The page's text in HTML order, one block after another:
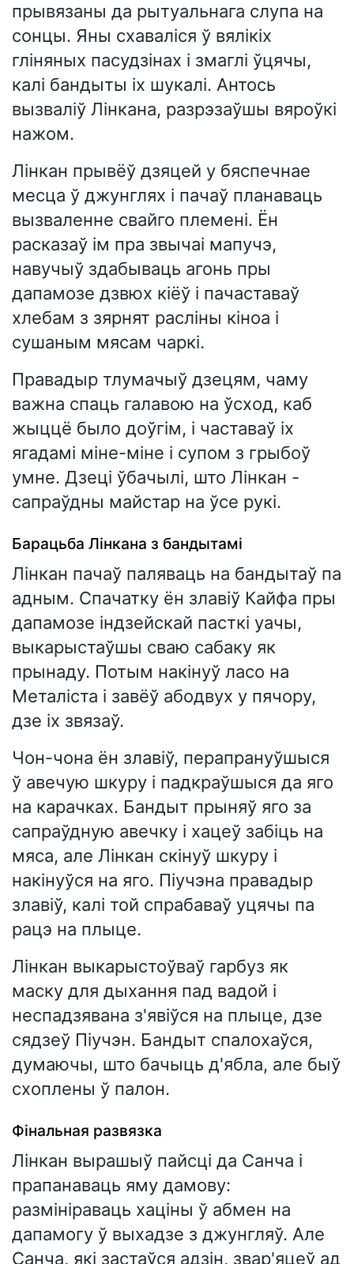
прывязаны да рытуальнага слупа на
сонцы. Яны схаваліся ў вялікіх
гліняных пасудзінах і змаглі ўцячы,
калі бандыты іх шукалі. Антось
вызваліў Лінкана, разрэзаўшы вяроўкі
нажом.
Лінкан прывёў дзяцей у бяспечнае
месца ў джунглях і пачаў планаваць
вызваленне свайго племені. Ён
расказаў ім пра звычаі мапучэ,
навучыў здабываць агонь пры
дапамозе дзвюх кіёў і пачаставаў
хлебам з зярнят расліны кіноа і
сушаным мясам чаркі.
Правадыр тлумачыў дзецям, чаму
важна спаць галавою на ўсход, каб
жыццё было доўгім, і частаваў іх
ягадамі міне-міне і супом з грыбоў
умне. Дзеці ўбачылі, што Лінкан -
сапраўдны майстар на ўсе рукі.
Барацьба Лінкана з бандытамі
Лінкан пачаў паляваць на бандытаў па
адным. Спачатку ён злавіў Кайфа пры
дапамозе індзейскай пасткі уачы,
выкарыстаўшы сваю сабаку як
прынаду. Потым накінуў ласо на
Металіста і завёў абодвух у пячору,
дзе іх звязаў.
Чон-чона ён злавіў, перапрануўшыся
ў авечую шкуру і падкраўшыся да яго
на карачках. Бандыт прыняў яго за
сапраўдную авечку і хацеў забіць на
мяса, але Лінкан скінуў шкуру і
накінуўся на яго. Піучэна правадыр
злавіў, калі той спрабаваў уцячы па
рацэ на плыце.
Лінкан выкарыстоўваў гарбуз як
маску для дыхання пад вадой і
неспадзявана з'явіўся на плыце, дзе
сядзеў Піучэн. Бандыт спалохаўся,
думаючы, што бачыць д'ябла, але быў
схоплены ў палон.
Фінальная развязка
Лінкан вырашыў пайсці да Санча і
прапанаваць яму дамову:
размініраваць хаціны ў абмен на
дапамогу ў выхадзе з джунгляў. Але
Санча, які застаўся адзін, звар'яцеў ад